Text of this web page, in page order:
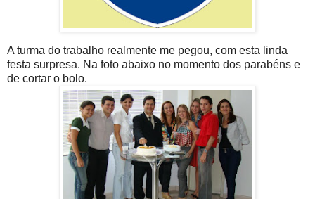
A turma do trabalho realmente me pegou, com esta linda
festa surpresa. Na foto abaixo no momento dos parabéns e
de cortar o bolo.